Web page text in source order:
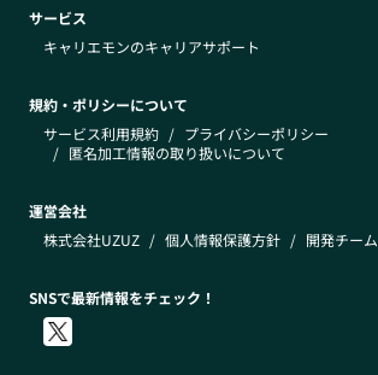
サービス
キャリエモンのキャリアサポート
規約・ポリシーについて
サービス利用規約 / プライバシーポリシー
/ 匿名加工情報の取り扱いについて
運営会社
株式会社UZUZ / 個人情報保護方針 / 開発チーム
SNSで最新情報をチェック！